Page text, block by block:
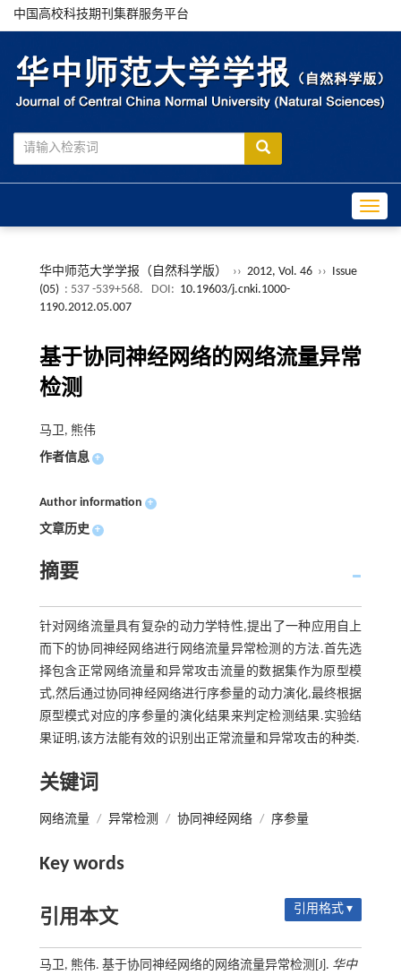
中国高校科技期刊集群服务平台
华中师范大学学报（自然科学版） ›› 2012, Vol. 46 ››
Issue
(05) : 537 -539+568. DOI: 10.19603/j.cnki.1000-
1190.2012.05.007
基于协同神经网络的网络流量异常
检测
马卫, 熊伟
作者信息 +
Author information +
文章历史 +
摘要
针对网络流量具有复杂的动力学特性,提出了一种应用自上
而下的协同神经网络进行网络流量异常检测的方法.首先选
择包含正常网络流量和异常攻击流量的数据集作为原型模
式,然后通过协同神经网络进行序参量的动力演化,最终根据
原型模式对应的序参量的演化结果来判定检测结果.实验结
果证明,该方法能有效的识别出正常流量和异常攻击的种类.
关键词
网络流量 / 异常检测 / 协同神经网络 / 序参量
Key words
引用本文 引用格式 ▾
马卫, 熊伟. 基于协同神经网络的网络流量异常检测[J]. 华中